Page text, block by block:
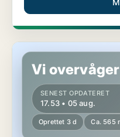
Butik i Odense SØ
Vi
SENEST OPDATERET
17.53 • 05 aug.
Oprettet 3 d Ca. 565